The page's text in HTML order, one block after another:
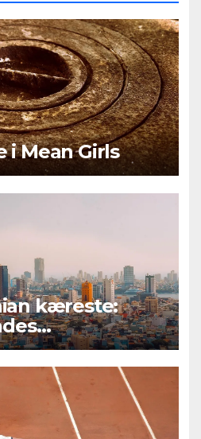
i Mean Girls
kæreste:
og romantiske